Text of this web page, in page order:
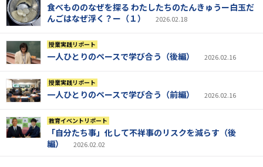
食べもののなぜを探る わたしたちのたんきゅうー白玉だ
んごはなぜ浮く？ー（１）
2026.02.18
授業実践リポート
一人ひとりのペースで学び合う（後編） 2026.02.16
授業実践リポート
一人ひとりのペースで学び合う（前編） 2026.02.16
教育イベントリポート
「自分たち事」化して不祥事のリスクを減らす（後
編）
2026.02.02